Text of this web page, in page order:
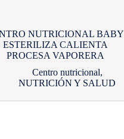
NUTRICIONAL BABY
ESTERILIZA CALIENTA
PROCESA VAPORERA
Centro nutricional,
NUTRICIÓN Y SALUD